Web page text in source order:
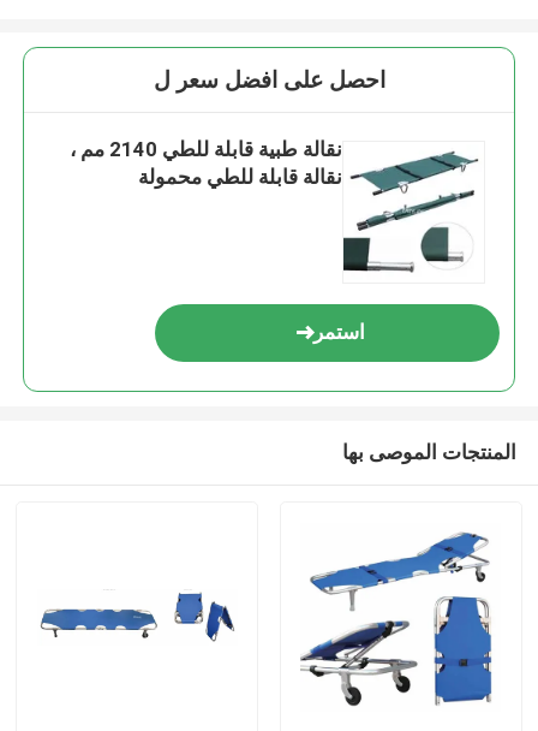
احصل على افضل سعر ل
نقالة طبية قابلة للطي 2140 مم ،
نقالة قابلة للطي محمولة
استمر
المنتجات الموصى بها